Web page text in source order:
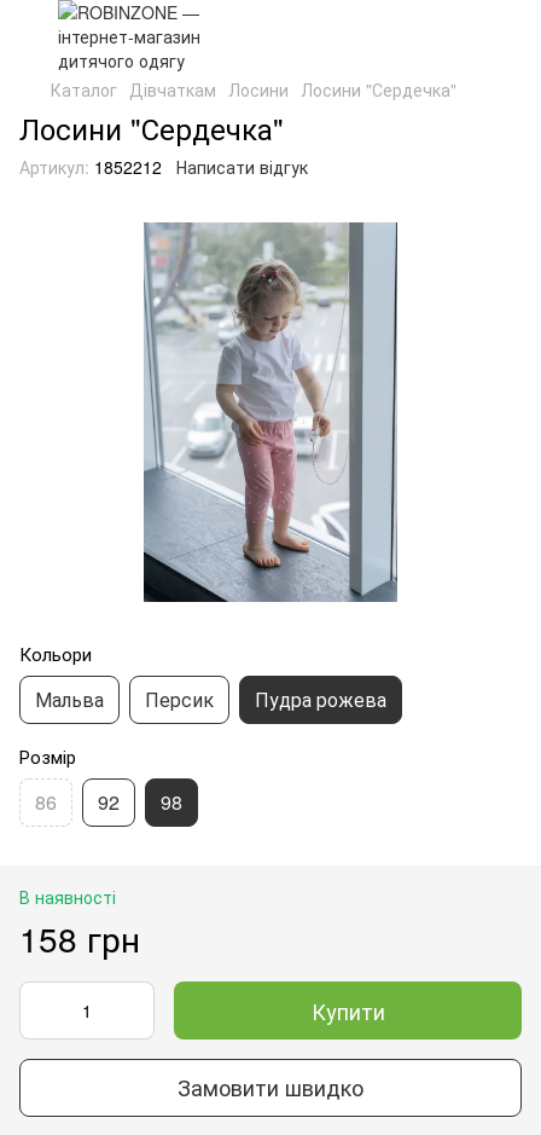
Каталог Дівчаткам Лосини Лосини "Сердечка"
Лосини "Сердечка"
Артикул: 1852212 Написати відгук
Кольори
Мальва Персик Пудра рожева
Розмір
86 92 98
В наявності
158 грн
Купити
Замовити швидко